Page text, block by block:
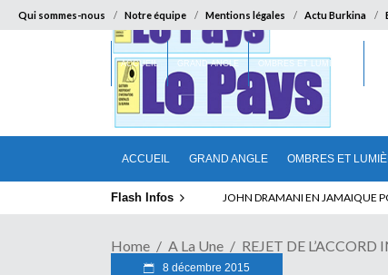
Qui sommes-nous Notre équipe Mentions légales Actu Burkina
ACCUEIL GRAND ANGLE OMBRES ET
ACCUEIL GRAND ANGLE OMBRES ET LUMIÈRES
Flash Infos ABSENCE PROLONGEE DE
Home A La Une REJET DE
8 décembre 2015